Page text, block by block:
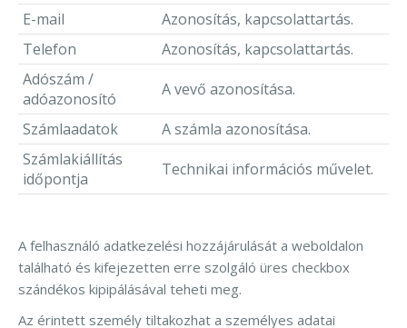
E-mail
Azonosítás, kapcsolattartás.
Telefon
Azonosítás, kapcsolattartás.
Adószám /
adóazonosító
A vevő azonosítása.
Számlaadatok
A számla azonosítása.
Számlakiállítás
időpontja
Technikai információs művelet.
A felhasználó adatkezelési hozzájárulását a weboldalon
található és kifejezetten erre szolgáló üres checkbox
szándékos kipipálásával teheti meg.
Az érintett személy tiltakozhat a személyes adatai